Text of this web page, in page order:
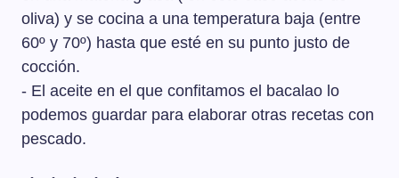
oliva) y se cocina a una temperatura baja (entre
60º y 70º) hasta que esté en su punto justo de
cocción.
- El aceite en el que confitamos el bacalao lo
podemos guardar para elaborar otras recetas con
pescado.